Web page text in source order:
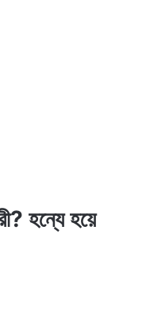
হন্যে হয়ে